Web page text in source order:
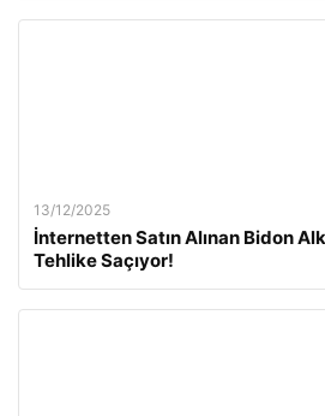
13/12/2025
İnternetten Satın Alınan Bidon
Tehlike Saçıyor!